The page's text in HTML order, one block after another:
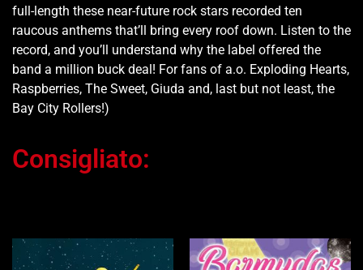
full-length these near-future rock stars recorded ten
raucous anthems that’ll bring every roof down. Listen to the
record, and you’ll understand why the label offered the
band a million buck deal! For fans of a.o. Exploding Hearts,
Raspberries, The Sweet, Giuda and, last but not least, the
Bay City Rollers!)
Consigliato: